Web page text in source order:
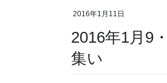
2016年1月11日
2016年1月9
集い